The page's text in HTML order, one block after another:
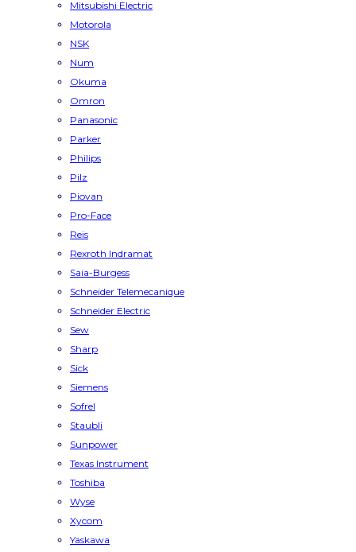
Mitsubishi Electric
Motorola
NSK
Num
Okuma
Omron
Panasonic
Parker
Philips
Pilz
Piovan
Pro-Face
Reis
Rexroth Indramat
Saia-Burgess
Schneider Telemecanique
Schneider Electric
Sew
Sharp
Sick
Siemens
Sofrel
Staubli
Sunpower
Texas Instrument
Toshiba
Wyse
Xycom
Yaskawa